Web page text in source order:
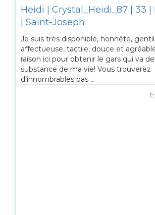
Heidi | Crystal_Heidi_87 | 33 |
| Saint-Joseph
Je suis très disponible, honnête,
affectueuse, tactile, douce et
raison ici pour obtenir le gars qui va
substance de ma vie! Vous trouverez
d’innombrables pas ...